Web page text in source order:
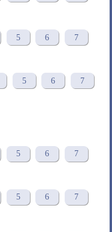
5 6 7
5 6 7
5 6 7
5 6 7